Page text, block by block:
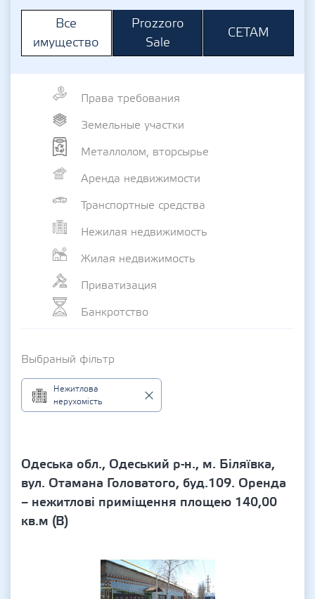
Все
имущество
Prozzoro
Sale
СЕТАМ
Права требования
Земельные участки
Металлолом, вторсырье
Аренда недвижимости
Транспортные средства
Нежилая недвижимость
Жилая недвижимость
Приватизация
Банкротство
Выбраный фільтр
Нежитлова
нерухомість
Одеська обл., Одеський р-н., м. Біляївка,
вул. Отамана Головатого, буд.109. Оренда
– нежитлові приміщення площею 140,00
кв.м (В)